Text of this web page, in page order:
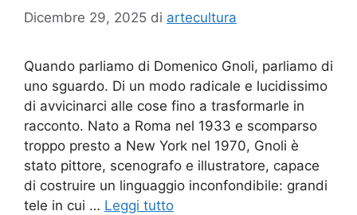
Dicembre 29, 2025 di artecultura
Quando parliamo di Domenico Gnoli, parliamo di
uno sguardo. Di un modo radicale e lucidissimo
di avvicinarci alle cose fino a trasformarle in
racconto. Nato a Roma nel 1933 e scomparso
troppo presto a New York nel 1970, Gnoli è
stato pittore, scenografo e illustratore, capace
di costruire un linguaggio inconfondibile: grandi
tele in cui … Leggi tutto